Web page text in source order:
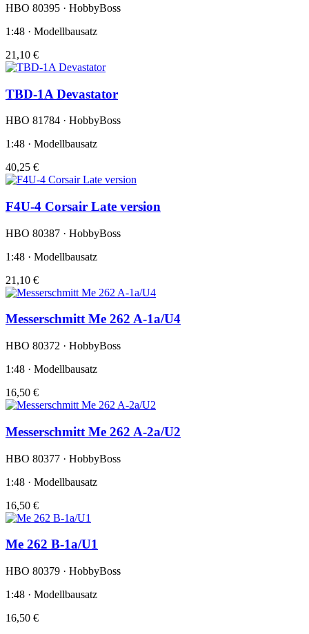
HBO 80395 · HobbyBoss
1:48 · Modellbausatz
21,10 €
TBD-1A Devastator
HBO 81784 · HobbyBoss
1:48 · Modellbausatz
40,25 €
F4U-4 Corsair Late version
HBO 80387 · HobbyBoss
1:48 · Modellbausatz
21,10 €
Messerschmitt Me 262 A-1a/U4
HBO 80372 · HobbyBoss
1:48 · Modellbausatz
16,50 €
Messerschmitt Me 262 A-2a/U2
HBO 80377 · HobbyBoss
1:48 · Modellbausatz
16,50 €
Me 262 B-1a/U1
HBO 80379 · HobbyBoss
1:48 · Modellbausatz
16,50 €